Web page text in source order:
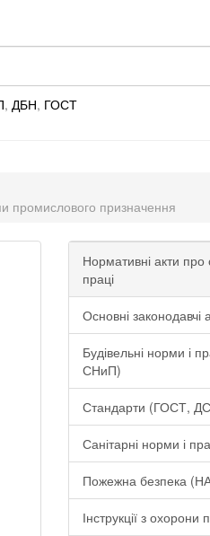
, ДБН, ГОСТ
промислового призначення
Нормативні акти про
праці
Основні законодавчі
Будівельні норми і
СНиП)
Стандарти (ГОСТ,
Санітарні норми і
Пожежна безпека
Інструкції з охорони